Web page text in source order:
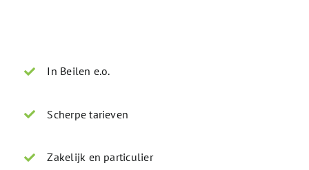
In Beilen e.o.
Scherpe tarieven
Zakelijk en particulier